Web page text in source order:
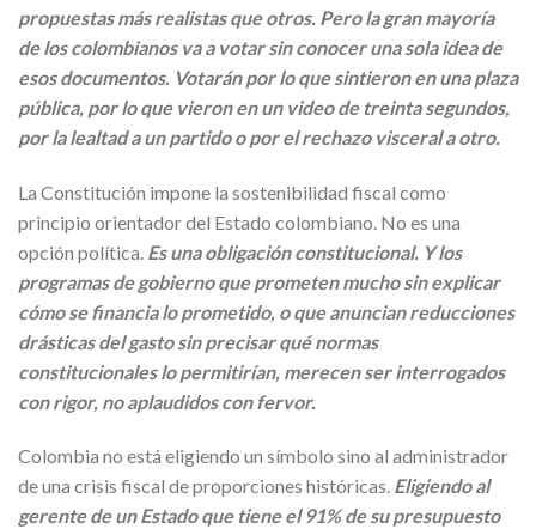
propuestas más realistas que otros. Pero la gran mayoría
de los colombianos va a votar sin conocer una sola idea de
esos documentos. Votarán por lo que sintieron en una plaza
pública, por lo que vieron en un video de treinta segundos,
por la lealtad a un partido o por el rechazo visceral a otro.
La Constitución impone la sostenibilidad fiscal como
principio orientador del Estado colombiano. No es una
opción política. Es una obligación constitucional. Y los
programas de gobierno que prometen mucho sin explicar
cómo se financia lo prometido, o que anuncian reducciones
drásticas del gasto sin precisar qué normas
constitucionales lo permitirían, merecen ser interrogados
con rigor, no aplaudidos con fervor.
Colombia no está eligiendo un símbolo sino al administrador
de una crisis fiscal de proporciones históricas. Eligiendo al
gerente de un Estado que tiene el 91% de su presupuesto